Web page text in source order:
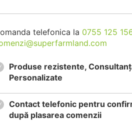
telefonica la 0755 125
Produse rezistente,
Personalizate
Contact telefonic pentru
după plasarea comenzii